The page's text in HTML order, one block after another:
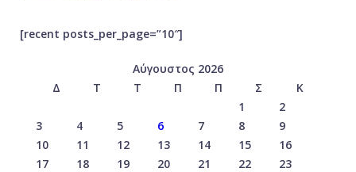
[recent posts_per_page=”10″]
Αύγουστος 2026
Δ
Τ Τ Π Π Σ
Κ
1
2
3
4 5 6 7 8
9
10
11 12 13 14 15
16
17
18 19 20 21 22
23